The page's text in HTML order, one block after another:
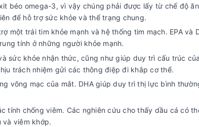
béo omega-3, vì vậy chúng phải được lấy từ chế độ
để hỗ trợ sức khỏe và thể trạng chung.
một trái tim khỏe mạnh và hệ thống tim mạch. EPA và
tính ở những người khỏe mạnh.
sức khỏe nhận thức, cũng như giúp duy trì cấu trúc
trách nhiệm gửi các thông điệp đi khắp cơ thể.
võng mạc của mắt. DHA giúp duy trì thị lực bình
tính chống viêm. Các nghiên cứu cho thấy dầu cá có
và viêm khớp.